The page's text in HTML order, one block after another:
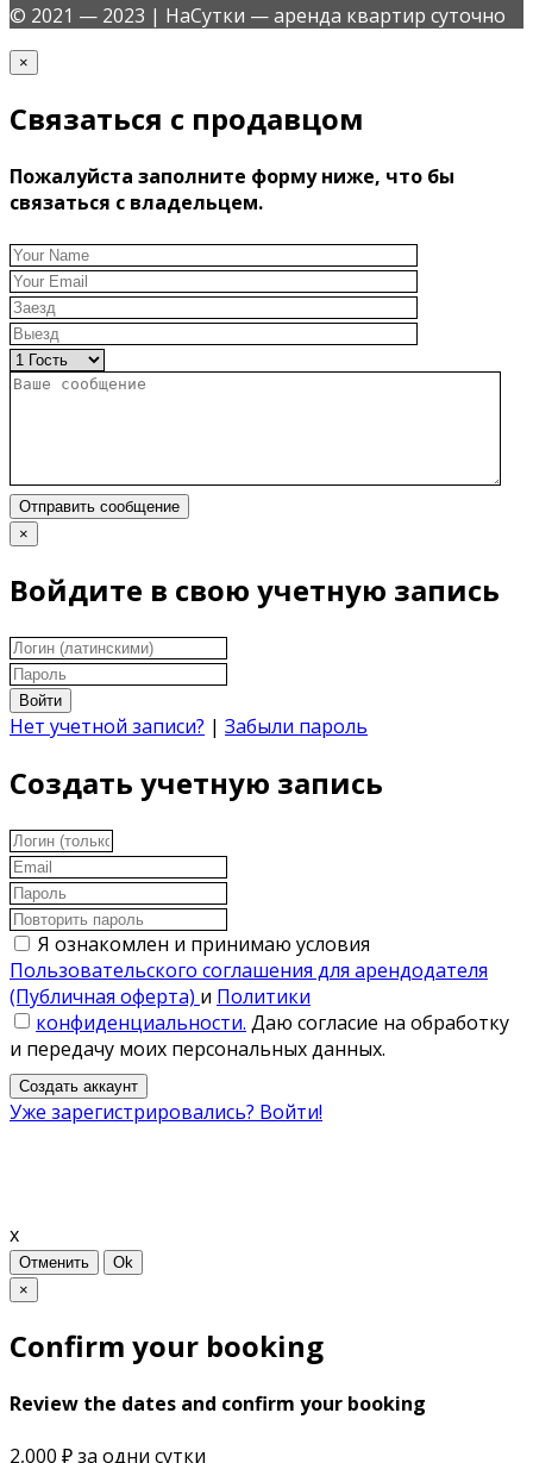
© 2021 — 2023 | НаСутки — аренда квартир суточно
×
Связаться с продавцом
Пожалуйста заполните форму ниже, что бы
связаться с владельцем.
Отправить сообщение
×
Войдите в свою учетную запись
Войти
Нет учетной записи? | Забыли пароль
Создать учетную запись
Я ознакомлен и принимаю условия
Пользовательского соглашения для арендодателя
(Публичная оферта) и Политики
конфиденциальности. Даю согласие на обработку
и передачу моих персональных данных.
Создать аккаунт
Уже зарегистрировались? Войти!
x
Отменить
Ok
×
Confirm your booking
Review the dates and confirm your booking
2,000 ₽за одни сутки